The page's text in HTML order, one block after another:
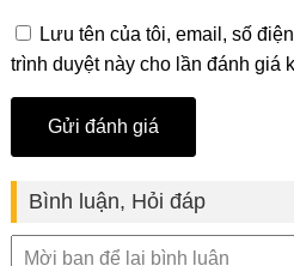
Lưu tên của tôi, email, số
trình duyệt này cho lần đánh giá
Bình luận, Hỏi đáp